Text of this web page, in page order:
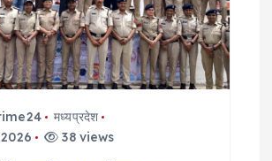
मध्यप्रदेश
38 views